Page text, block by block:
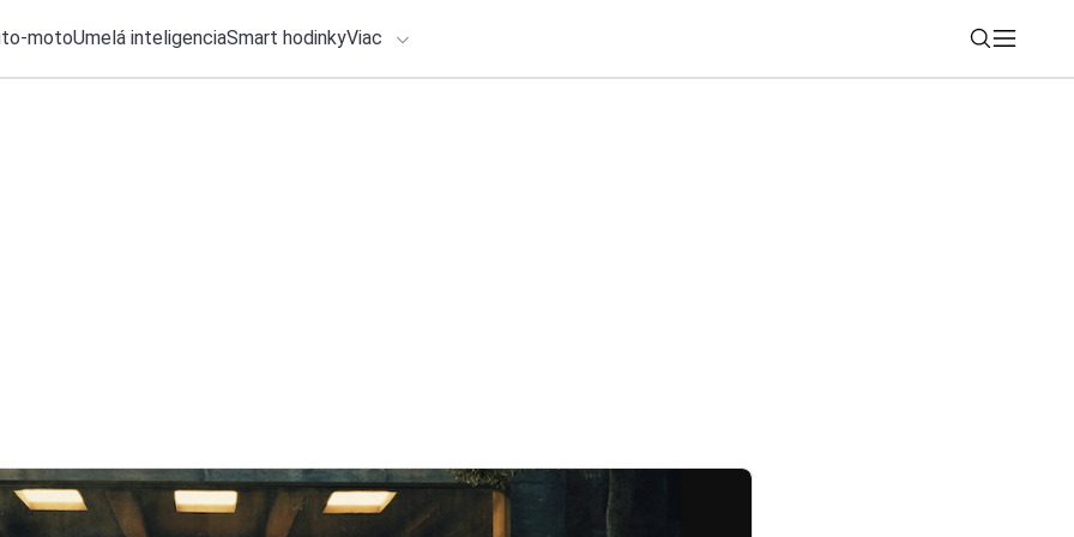
motoUmelá inteligenciaSmart hodinkyViac